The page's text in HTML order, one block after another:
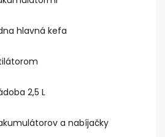
hlavná kefa
2,5 L
a nabíjačky